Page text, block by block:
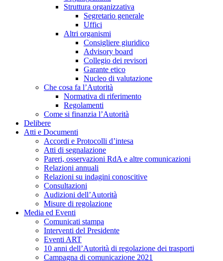
Struttura organizzativa
Segretario generale
Uffici
Altri organismi
Consigliere giuridico
Advisory board
Collegio dei revisori
Garante etico
Nucleo di valutazione
Che cosa fa l’Autorità
Normativa di riferimento
Regolamenti
Come si finanzia l’Autorità
Delibere
Atti e Documenti
Accordi e Protocolli d’intesa
Atti di segnalazione
Pareri, osservazioni RdA e altre comunicazioni
Relazioni annuali
Relazioni su indagini conoscitive
Consultazioni
Audizioni dell’Autorità
Misure di regolazione
Media ed Eventi
Comunicati stampa
Interventi del Presidente
Eventi ART
10 anni dell’Autorità di regolazione dei trasporti
Campagna di comunicazione 2021